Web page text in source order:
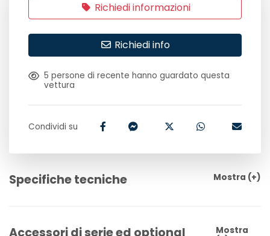
Richiedi informazioni
Richiedi info
5 persone di recente hanno guardato questa
vettura
Condividi su
Specifiche tecniche Mostra (+)
Mostra